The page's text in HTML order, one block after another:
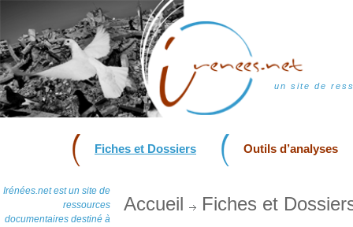
un site de
Fiches et Dossiers Outils d’analyses
Irénées.net est un site de
ressources
documentaires destiné à
Accueil Fiches et